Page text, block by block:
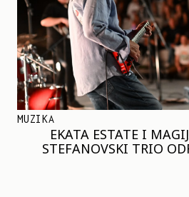
MUZIKA
EKATA ESTATE I
STEFANOVSKI TRIO